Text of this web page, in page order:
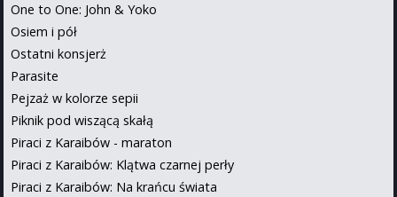
One to One: John & Yoko
Osiem i pół
Ostatni konsjerż
Parasite
Pejzaż w kolorze sepii
Piknik pod wiszącą skałą
Piraci z Karaibów - maraton
Piraci z Karaibów: Klątwa czarnej perły
Piraci z Karaibów: Na krańcu świata